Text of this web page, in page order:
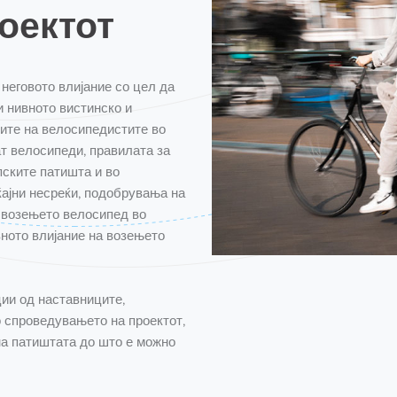
влијание со цел да
нивното вистинско и
на велосипедистите во
велосипеди, правилата за
патишта и во
несреќи, подобрувања на
велосипед во
влијание на возењето
од наставниците,
на проектот,
патиштата до што е можно